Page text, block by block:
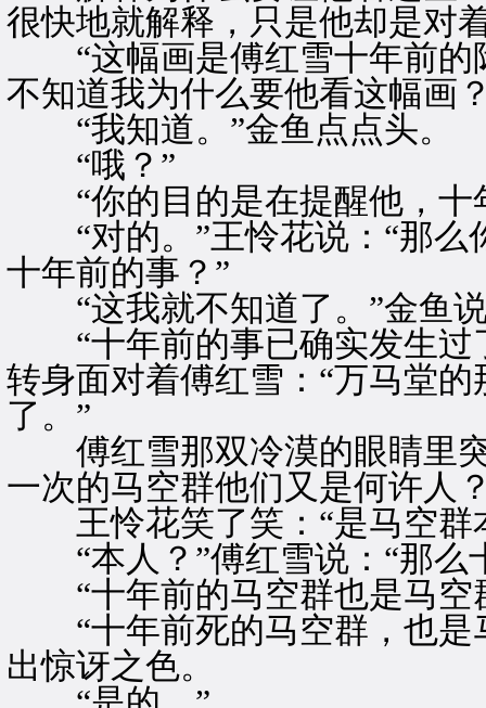
很快地就解释，只是他却是对
“这幅画是傅红雪十年前的
不知道我为什么要他看这幅画
“我知道。”金鱼点点头。
“哦？”
“你的目的是在提醒他，十
“对的。”王怜花说：“那么
十年前的事？”
“这我就不知道了。”金鱼
“十年前的事已确实发生过
转身面对着傅红雪：“万马堂
了。”
傅红雪那双冷漠的眼睛里突
一次的马空群他们又是何许人
王怜花笑了笑：“是马空群
“本人？”傅红雪说：“那么
“十年前的马空群也是马空
“十年前死的马空群，也是
出惊讶之色。